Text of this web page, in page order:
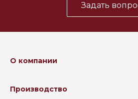
Задать
О компании
Производство